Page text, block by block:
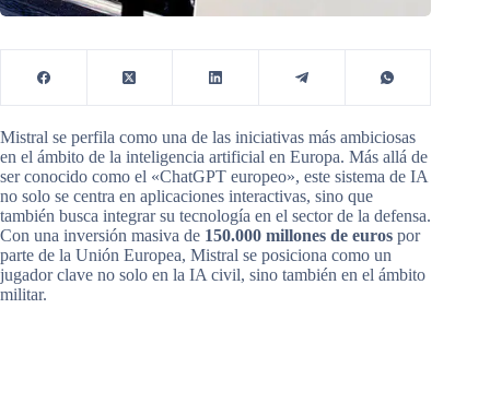
Mistral se perfila como una de las iniciativas más ambiciosas
en el ámbito de la inteligencia artificial en Europa. Más allá de
ser conocido como el «ChatGPT europeo», este sistema de IA
no solo se centra en aplicaciones interactivas, sino que
también busca integrar su tecnología en el sector de la defensa.
Con una inversión masiva de 150.000 millones de euros por
parte de la Unión Europea, Mistral se posiciona como un
jugador clave no solo en la IA civil, sino también en el ámbito
militar.